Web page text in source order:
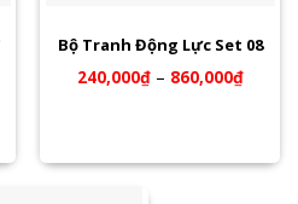
Bộ Tranh Động Lực Set 08
240,000₫– 860,000₫